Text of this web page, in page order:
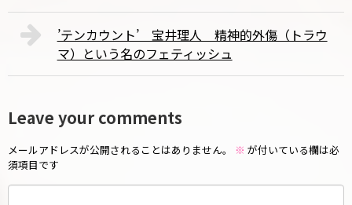
’テンカウント’ 宝井理人 精神的外傷（トラウ
マ）という名のフェティッシュ
Leave your comments
メールアドレスが公開されることはありません。 ※ が付いている欄は必
須項目です